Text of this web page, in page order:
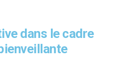
dans le cadre